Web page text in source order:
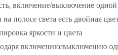
включение/выключение
на полосе света есть двойная
яркости и цвета
включению/выключению